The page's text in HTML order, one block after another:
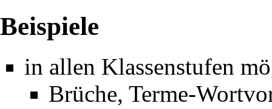
Beispiele
in allen Klassenstufen
Brüche, Terme-